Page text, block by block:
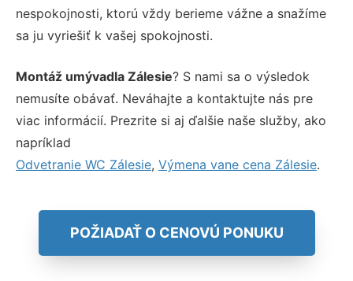
nespokojnosti, ktorú vždy berieme vážne a snažíme
sa ju vyriešiť k vašej spokojnosti.
Montáž umývadla Zálesie? S nami sa o výsledok
nemusíte obávať. Neváhajte a kontaktujte nás pre
viac informácií. Prezrite si aj ďalšie naše služby, ako
napríklad
Odvetranie WC Zálesie, Výmena vane cena Zálesie.
POŽIADAŤ O CENOVÚ PONUKU